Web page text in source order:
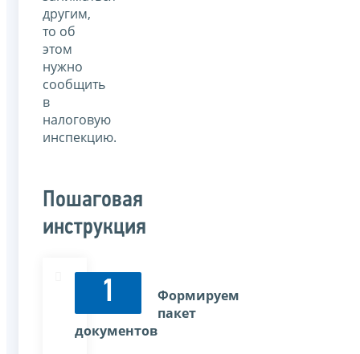
другим,
то об
этом
нужно
сообщить
в
налоговую
инспекцию.
Пошаговая
инструкция
1
Формируем
пакет
документов